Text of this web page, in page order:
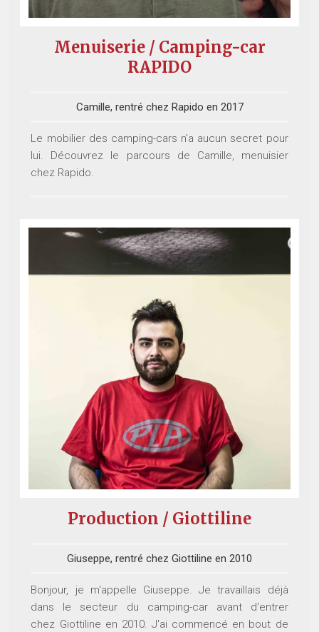
Menuiserie / Camping-car
RAPIDO
Camille, rentré chez Rapido en 2017
Le mobilier des camping-cars n'a aucun secret pour
lui. Découvrez le parcours de Camille, menuisier
chez Rapido.
Production / Giottiline
Giuseppe, rentré chez Giottiline en 2010
Bonjour, je m'appelle Giuseppe. Je travaillais déjà
dans le secteur du camping-car avant d'entrer
chez Giottiline en 2010. J'ai commencé en bout de